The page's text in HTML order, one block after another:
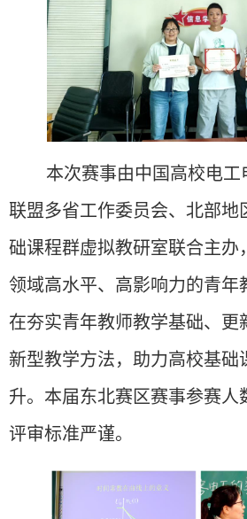
本次赛事由中国高校电
联盟多省工作委员会、北部地
础课程群虚拟教研室联合主办
领域高水平、高影响力的青年
在夯实青年教师教学基础、更
新型教学方法，助力高校基础
升。本届东北赛区赛事参赛人
评审标准严谨。